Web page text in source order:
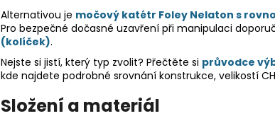
Alternativou je močový katétr Foley Nelaton s
Pro bezpečné dočasné uzavření při manipulaci
(kolíček).
Nejste si jistí, který typ zvolit? Přečtěte si průvodce
kde najdete podrobné srovnání konstrukce, velikostí
Složení a materiál